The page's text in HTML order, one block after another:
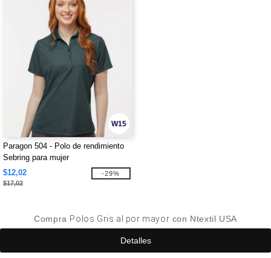
W15
Paragon 504 - Polo de rendimiento
Sebring para mujer
$12,02
$17,02
-29%
Compra Polos Gris al por mayor con Ntextil USA
Detalles